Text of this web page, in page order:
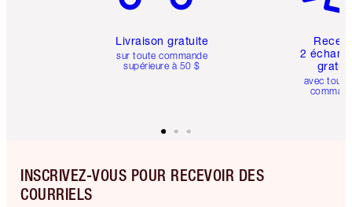
Livraison gratuite
sur toute commande
supérieure à 50 $
2
avec
INSCRIVEZ-VOUS POUR RECEVOIR DES
COURRIELS